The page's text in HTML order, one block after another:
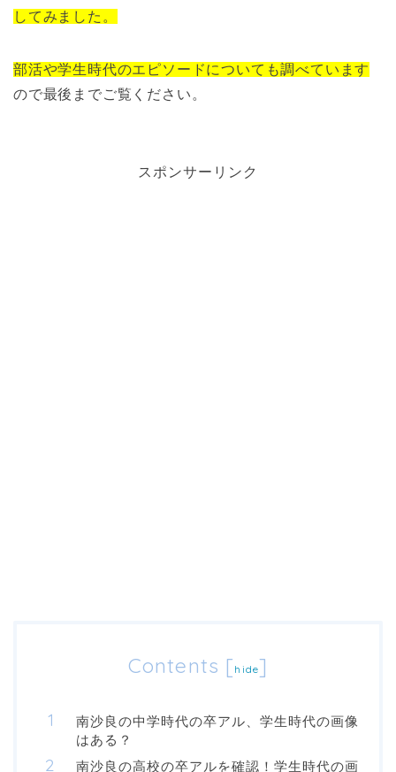
してみました。
部活や学生時代のエピソードについても調べています
ので最後までご覧ください。
スポンサーリンク
Contents [ hide]
南沙良の中学時代の卒アル、学生時代の画像
はある？
南沙良の高校の卒アルを確認！学生時代の画